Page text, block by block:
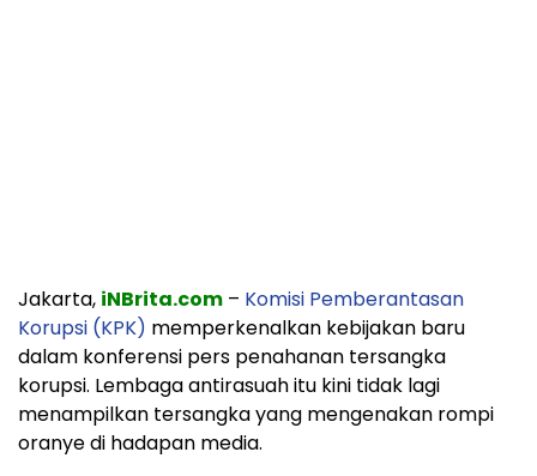
Jakarta, iNBrita.com – Komisi Pemberantasan
Korupsi (KPK) memperkenalkan kebijakan baru
dalam konferensi pers penahanan tersangka
korupsi. Lembaga antirasuah itu kini tidak lagi
menampilkan tersangka yang mengenakan rompi
oranye di hadapan media.